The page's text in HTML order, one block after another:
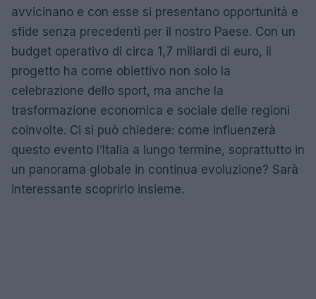
avvicinano e con esse si presentano opportunità e
sfide senza precedenti per il nostro Paese. Con un
budget operativo di circa 1,7 miliardi di euro, il
progetto ha come obiettivo non solo la
celebrazione dello sport, ma anche la
trasformazione economica e sociale delle regioni
coinvolte. Ci si può chiedere: come influenzerà
questo evento l’Italia a lungo termine, soprattutto in
un panorama globale in continua evoluzione? Sarà
interessante scoprirlo insieme.